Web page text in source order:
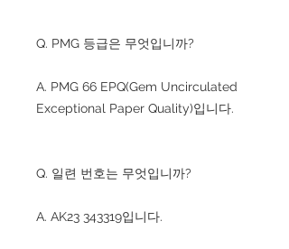
Q. PMG 등급은 무엇입니까?
A. PMG 66 EPQ(Gem Uncirculated
Exceptional Paper Quality)입니다.
Q. 일련 번호는 무엇입니까?
A. AK23 343319입니다.